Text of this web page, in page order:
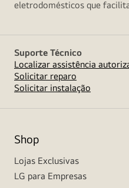
eletrodomésticos que
Suporte Técnico
Localizar assistência
Solicitar reparo
Solicitar instalação
Shop
Lojas Exclusivas
LG para Empresas